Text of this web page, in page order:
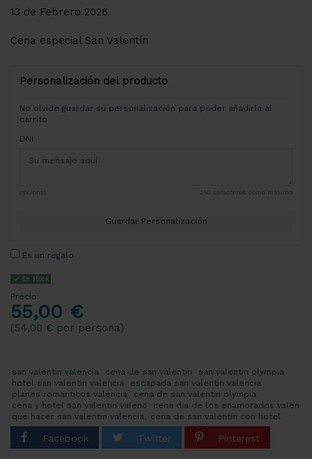
13 de Febrero 2026
Cena especial San Valentín
Personalización del producto
No olvide guardar su personalización para poder añadirla al
carrito
DNI
opcional 250 caracteres como máximo
Guardar Personalización
Es un regalo
En stock
Precio
55,00 €
(54,00 € por persona)
san valentin valencia cena de san valentin
san valentin olympia
hotel san valentin valencia
escapada san valentin valencia
planes romanticos valencia
cena de san valentin olympia
cena y hotel san valentin valenc
cena dia de los enamorados valen
que hacer san valentin valencia
cena de san valentín con hotel